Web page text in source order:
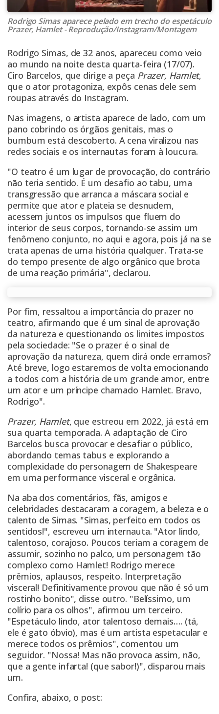
Rodrigo Simas aparece pelado em trecho do espetáculo
Prazer, Hamlet - Reprodução/Instagram/Montagem
Rodrigo Simas, de 32 anos, apareceu como veio
ao mundo na noite desta quarta-feira (17/07).
Ciro Barcelos, que dirige a peça Prazer, Hamlet,
que o ator protagoniza, expôs cenas dele sem
roupas através do Instagram.
Nas imagens, o artista aparece de lado, com um
pano cobrindo os órgãos genitais, mas o
bumbum está descoberto. A cena viralizou nas
redes sociais e os internautas foram à loucura.
"O teatro é um lugar de provocação, do contrário
não teria sentido. É um desafio ao tabu, uma
transgressão que arranca a máscara social e
permite que ator e plateia se desnudem,
acessem juntos os impulsos que fluem do
interior de seus corpos, tornando-se assim um
fenômeno conjunto, no aqui e agora, pois já na se
trata apenas de uma história qualquer. Trata-se
do tempo presente de algo orgânico que brota
de uma reação primária", declarou.
Por fim, ressaltou a importância do prazer no
teatro, afirmando que é um sinal de aprovação
da natureza e questionando os limites impostos
pela sociedade: "Se o prazer é o sinal de
aprovação da natureza, quem dirá onde erramos?
Até breve, logo estaremos de volta emocionando
a todos com a história de um grande amor, entre
um ator e um príncipe chamado Hamlet. Bravo,
Rodrigo".
Prazer, Hamlet, que estreou em 2022, já está em
sua quarta temporada. A adaptação de Ciro
Barcelos busca provocar e desafiar o público,
abordando temas tabus e explorando a
complexidade do personagem de Shakespeare
em uma performance visceral e orgânica.
Na aba dos comentários, fãs, amigos e
celebridades destacaram a coragem, a beleza e o
talento de Simas. "Simas, perfeito em todos os
sentidos!", escreveu um internauta. "Ator lindo,
talentoso, corajoso. Poucos teriam a coragem de
assumir, sozinho no palco, um personagem tão
complexo como Hamlet! Rodrigo merece
prêmios, aplausos, respeito. Interpretação
visceral! Definitivamente provou que não é só um
rostinho bonito", disse outro. "Belíssimo, um
colírio para os olhos", afirmou um terceiro.
"Espetáculo lindo, ator talentoso demais…. (tá,
ele é gato óbvio), mas é um artista espetacular e
merece todos os prêmios", comentou um
seguidor. "Nossa! Mas não provoca assim, não,
que a gente infarta! (que sabor!)", disparou mais
um.
Confira, abaixo, o post: